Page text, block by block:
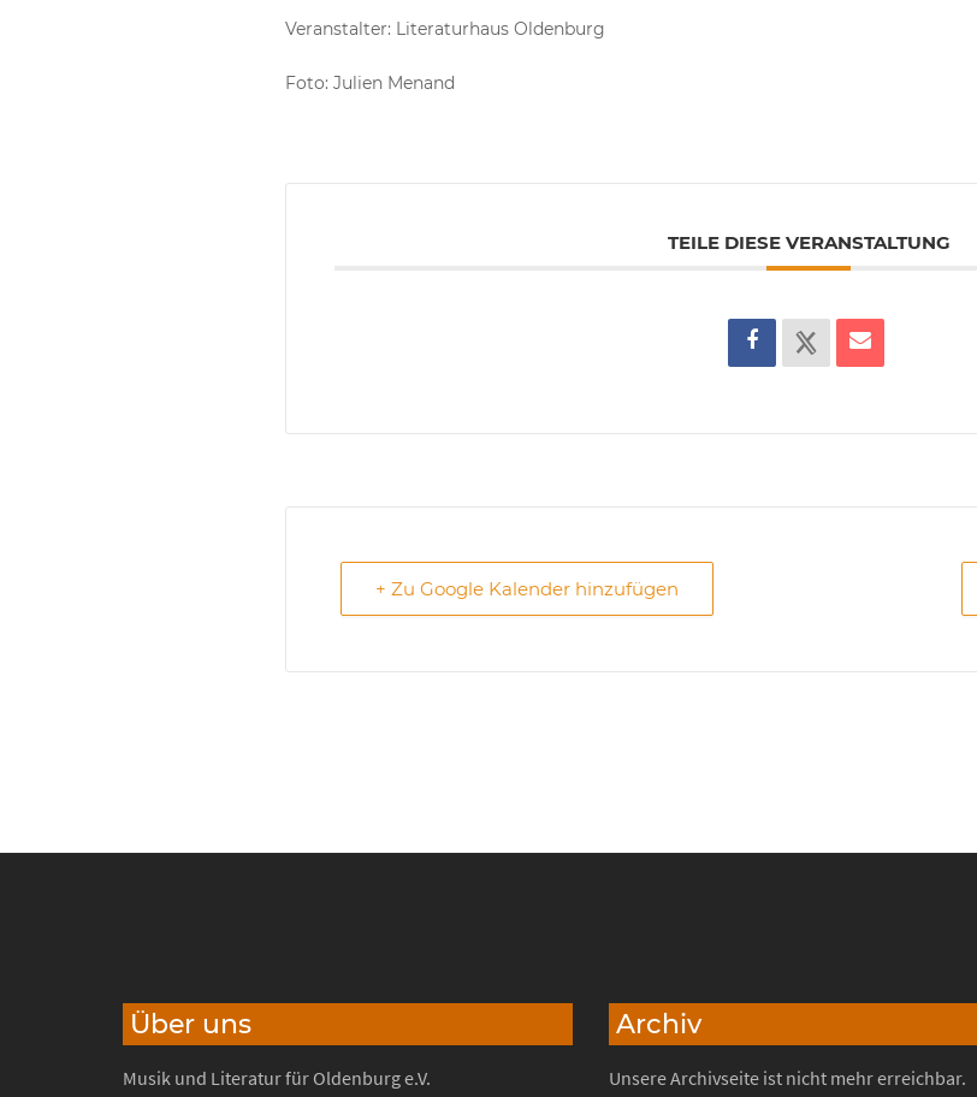
Veranstalter: Literaturhaus Oldenburg
Foto: Julien Menand
TEILE DIESE VERANSTALTUNG
+ Zu Google Kalender hinzufügen
Über uns
Musik und Literatur für Oldenburg e.V.
Archiv
Unsere Archivseite ist nicht mehr erreichbar.